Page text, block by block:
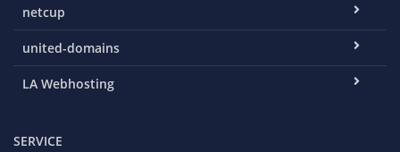
netcup
united-domains
LA Webhosting
SERVICE